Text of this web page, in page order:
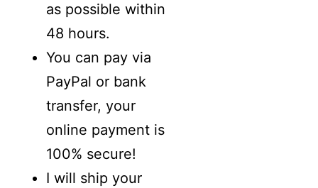
as possible within
48 hours.
You can pay via
PayPal or bank
transfer, your
online payment is
100% secure!
I will ship your